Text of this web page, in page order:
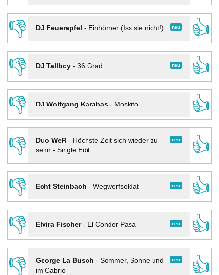
👎
neu
DJ Feuerapfel - Einhörner (Iss sie nicht!)
👍
👎
neu
DJ Tallboy- 36 Grad
👍
👎
DJ Wolfgang Karabas- Moskito
👍
👎
neu
Duo WeR- Höchste Zeit sich wieder zu
sehn - Single Edit
👍
👎
neu
Echt Steinbach - Wegwerfsoldat
👍
👎
neu
Elvira Fischer- El Condor Pasa
👍
👎
neu
George La Busch - Sommer, Sonne und
im Cabrio
👍